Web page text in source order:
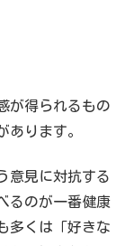
が得られるもの
あります。
意見に対抗する
るのが一番健康
多くは「好きな